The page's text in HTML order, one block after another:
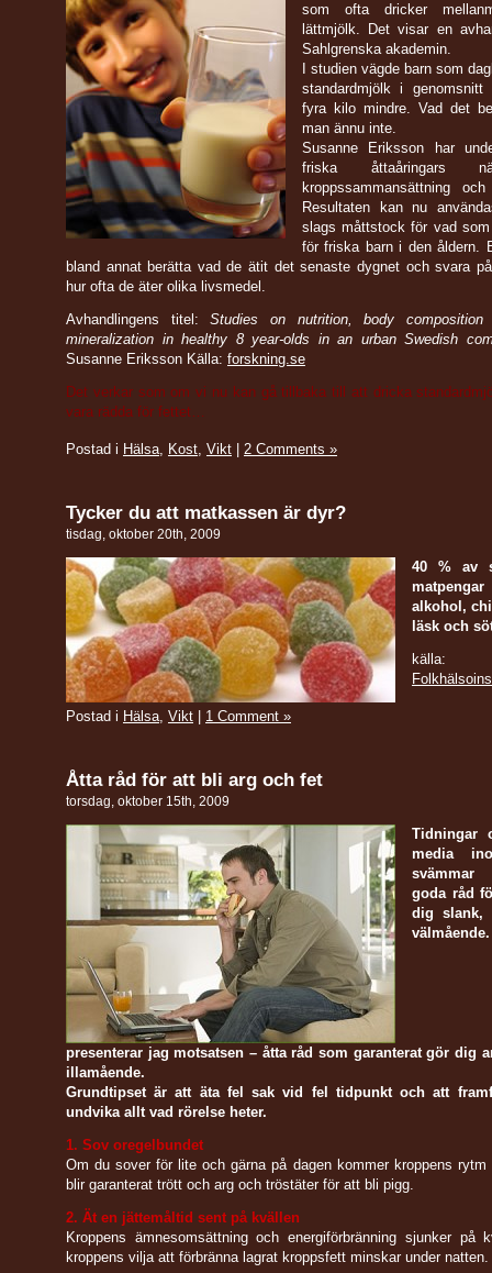
som ofta dricker
lättmjölk. Det visar en
Sahlgrenska akademin.
I studien vägde barn som
standardmjölk i genomsnitt
fyra kilo mindre. Vad det
man ännu inte.
Susanne Eriksson har
friska åttaåringars
kroppssammansättning
Resultaten kan nu
slags måttstock för vad
för friska barn i den åldern.
bland annat berätta vad de ätit det senaste dygnet och svara
hur ofta de äter olika livsmedel.
Avhandlingens titel:Studies on nutrition, body composition
mineralization in healthy 8 year-olds in an urban Swedish
Susanne Eriksson Källa: forskning.se
Det verkar som om vi nu kan gå tillbaka till att dricka
vara rädda för fettet…
Postad i Hälsa, Kost, Vikt 2 Comments »
Tycker du att matkassen är dyr?
tisdag, oktober 20th, 2009
40 % av
alkohol,
läsk och
källa:
Postad i Hälsa, Vikt 1 Comment »
Åtta råd för att bli arg och fet
torsdag, oktober 15th, 2009
Tidningar
media
goda råd
dig slank,
presenterar jag motsatsen – åtta råd som garanterat gör dig
illamående.
Grundtipset är att äta fel sak vid fel tidpunkt och att
undvika allt vad rörelse heter.
1. Sov oregelbundet
Om du sover för lite och gärna på dagen kommer kroppens
blir garanterat trött och arg och tröstäter för att bli pigg.
2. Ät en jättemåltid sent på kvällen
Kroppens ämnesomsättning och energiförbränning sjunker på
kroppens vilja att förbränna lagrat kroppsfett minskar under natten.